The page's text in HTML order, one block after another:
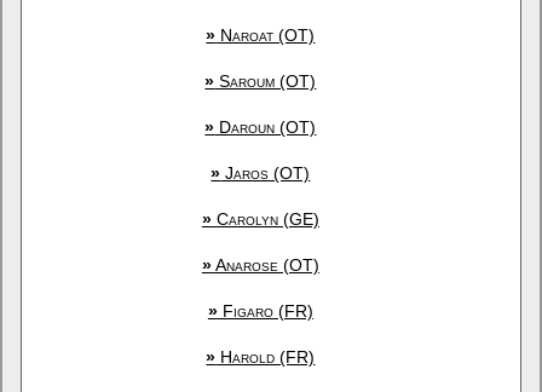
» Naroat (OT)
» Saroum (OT)
» Daroun (OT)
» Jaros (OT)
»Carolyn (GE)
»Anarose (OT)
»Figaro (FR)
» Harold (FR)